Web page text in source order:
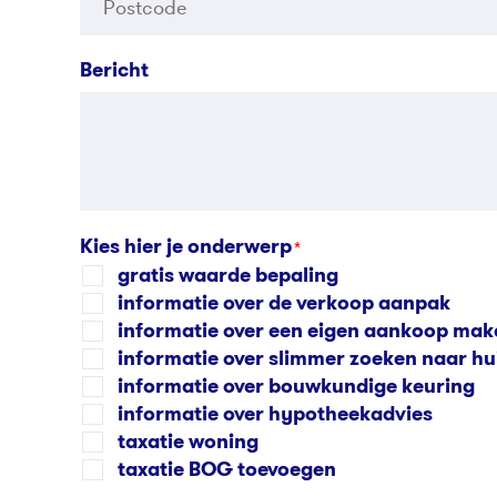
Bericht
Kies hier je onderwerp*
gratis waarde bepaling
informatie over de verkoop aanpak
informatie over een eigen aankoop
informatie over slimmer zoeken naar
informatie over bouwkundige keuring
informatie over hypotheekadvies
taxatie woning
taxatie BOG toevoegen